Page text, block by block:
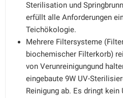
Sterilisation und
erfüllt alle Anforderungen
Teichökologie.
Mehrere Filtersysteme
biochemischer Filterkorb)
von Verunreinigungund
eingebaute 9W UV-
Reinigung ab. Es dringt kein